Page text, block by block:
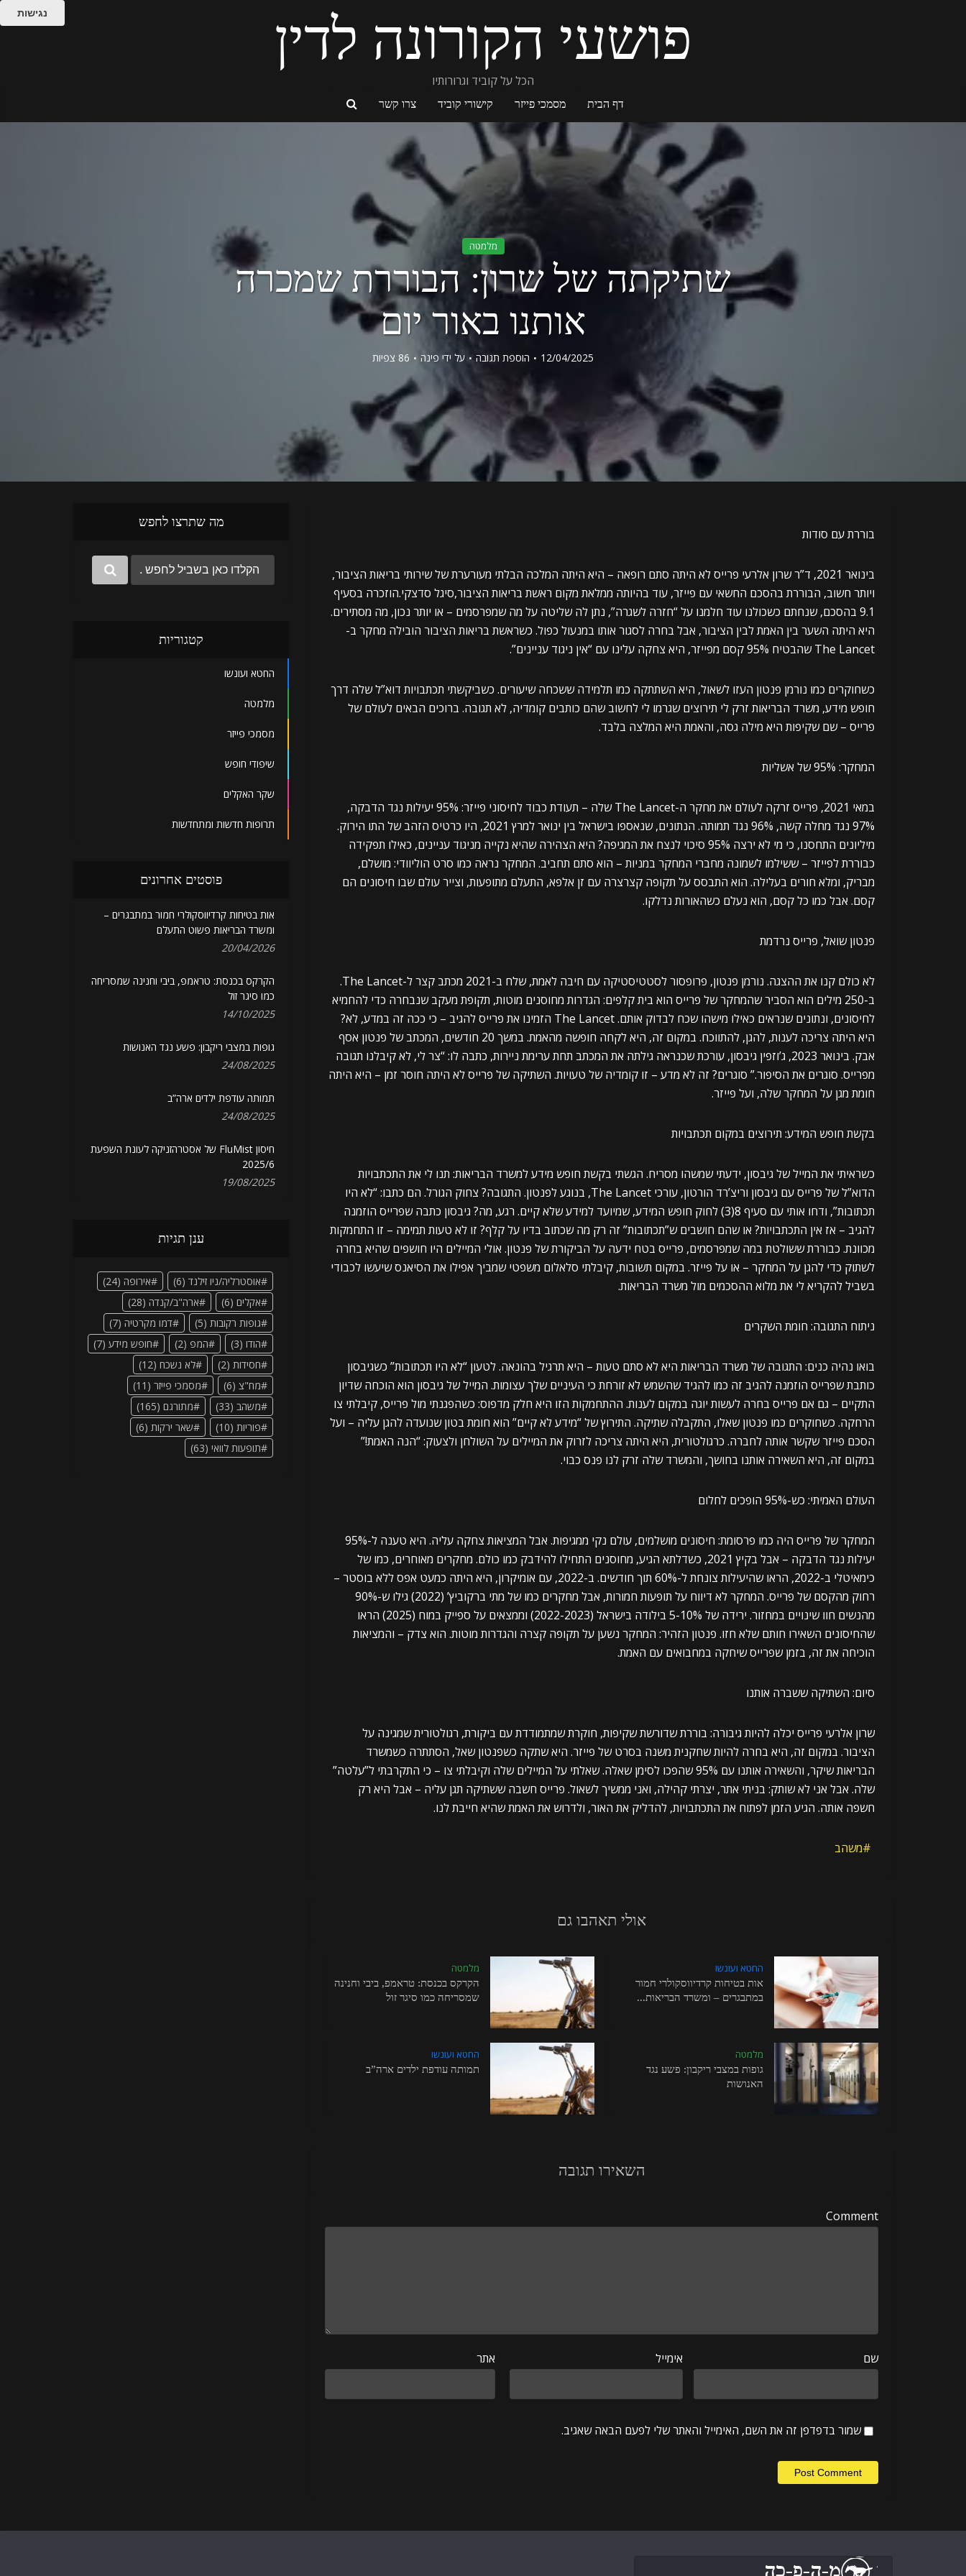
פושעי הקורונה לדין
הכל על קוביד וגרורותיו
דף הבית מסמכי פייזר קישורי קוביד צרו קשר
מלמטה
שתיקתה של שרון: הבוררת שמכרה
אותנו באור יום
12/04/2025 הוספת תגובה על ידי פינה 86 צפיות
מה שתרצו לחפש
קטגוריות
החטא ועונשו
מלמטה
מסמכי פייזר
שיפודי חופש
שקר האקלים
תרופות חדשות ומתחדשות
פוסטים אחרונים
אות בטיחות קרדיווסקולרי חמור במתבגרים –
ומשרד הבריאות פשוט התעלם
20/04/2026
הקרקס בכנסת: טראמפ, ביבי וחנינה שמסריחה
כמו סיגר זול
14/10/2025
גופות במצבי ריקבון: פשע נגד האנושות
24/08/2025
תמותה עודפת ילדים ארה”ב
24/08/2025
חיסון FluMist של אסטרהזניקה לעונת השפעת
2025/6
19/08/2025
ענן תגיות
אוסטרליה/ניו זילנד (6) אירופה (24)
אקלים (6) ארה"ב/קנדה (28)
גופות רקובות (5) דמו מקרטיה (7)
הודו (3) המפ (2) חופש מידע (7)
חסידות (2) לא נשכח (12)
מח"צ (6) מסמכי פייזר (11)
משהב (33) מתורגם (165)
פוריות (10) שאר ירקות (6)
תופעות לוואי (63)
בוררת עם סודות
בינואר 2021, ד”ר שרון אלרעי פרייס לא היתה סתם רופאה – היא היתה המלכה הבלתי מעורערת של שירותי בריאות הציבור,
ויותר חשוב, הבוררת בהסכם החשאי עם פייזר, עוד בהיותה ממלאת מקום ראשת בריאות הציבור,סיגל סדצקי.הוזכרה בסעיף
9.1 בהסכם, שנחתם כשכולנו עוד חלמנו על “חזרה לשגרה”, נתן לה שליטה על מה שמפרסמים – או יותר נכון, מה מסתירים.
היא היתה השער בין האמת לבין הציבור, אבל בחרה לסגור אותו במנעול כפול. כשראשת בריאות הציבור הובילה מחקר ב-
The Lancet שהבטיח 95% קסם מפייזר, היא צחקה עלינו עם “אין ניגוד עניינים”.
כשחוקרים כמו נורמן פנטון העזו לשאול, היא השתתקה כמו תלמידה ששכחה שיעורים. כשביקשתי תכתבויות דוא”ל שלה דרך
חופש מידע, משרד הבריאות זרק לי תירוצים שגרמו לי לחשוב שהם כותבים קומדיה, לא תגובה. ברוכים הבאים לעולם של
פרייס – שם שקיפות היא מילה גסה, והאמת היא המלצה בלבד.
המחקר: 95% של אשליות
במאי 2021, פרייס זרקה לעולם את מחקר ה-The Lancet שלה – תעודת כבוד לחיסוני פייזר: 95% יעילות נגד הדבקה,
97% נגד מחלה קשה, 96% נגד תמותה. הנתונים, שנאספו בישראל בין ינואר למרץ 2021, היו כרטיס הזהב של התו הירוק.
מיליונים התחסנו, כי מי לא ירצה 95% סיכוי לנצח את המגיפה? היא הצהירה שהיא נקייה מניגוד עניינים, כאילו תפקידה
כבוררת לפייזר – ששילמו לשמונה מחברי המחקר במניות – הוא סתם תחביב. המחקר נראה כמו סרט הוליוודי: מושלם,
מבריק, ומלא חורים בעלילה. הוא התבסס על תקופה קצרצרה עם זן אלפא, התעלם מתופעות, וצייר עולם שבו חיסונים הם
קסם. אבל כמו כל קסם, הוא נעלם כשהאורות נדלקו.
פנטון שואל, פרייס נרדמת
לא כולם קנו את ההצגה. נורמן פנטון, פרופסור לסטטיסטיקה עם חיבה לאמת, שלח ב-2021 מכתב קצר ל-The Lancet.
ב-250 מילים הוא הסביר שהמחקר של פרייס הוא בית קלפים: הגדרות מחוסנים מוטות, תקופת מעקב שנבחרה כדי להחמיא
לחיסונים, ונתונים שנראים כאילו מישהו שכח לבדוק אותם. The Lancet הזמינו את פרייס להגיב – כי ככה זה במדע, לא?
היא היתה צריכה לענות, להגן, להתווכח. במקום זה, היא לקחה חופשה מהאמת. במשך 20 חודשים, המכתב של פנטון אסף
אבק. בינואר 2023, ג’וזפין גיבסון, עורכת שכנראה גילתה את המכתב תחת ערימת ניירות, כתבה לו: “צר לי, לא קיבלנו תגובה
מפרייס. סוגרים את הסיפור.” סוגרים? זה לא מדע – זו קומדיה של טעויות. השתיקה של פרייס לא היתה חוסר זמן – היא היתה
חומת מגן על המחקר שלה, ועל פייזר.
בקשת חופש המידע: תירוצים במקום תכתבויות
כשראיתי את המייל של גיבסון, ידעתי שמשהו מסריח. הגשתי בקשת חופש מידע למשרד הבריאות: תנו לי את התכתבויות
הדוא”ל של פרייס עם גיבסון וריצ’רד הורטון, עורכי The Lancet, בנוגע לפנטון. התגובה? צחוק הגורל. הם כתבו: “לא היו
תכתובות”, ודחו אותי עם סעיף 8(3) לחוק חופש המידע, שמיועד למידע שלא קיים. רגע, מה? גיבסון כתבה שפרייס הוזמנה
להגיב – אז אין התכתבויות? או שהם חושבים ש”תכתובות” זה רק מה שכתוב בדיו על קלף? זו לא טעות תמימה – זו התחמקות
מכוונת. כבוררת ששולטת במה שמפרסמים, פרייס בטח ידעה על הביקורת של פנטון. אולי המיילים היו חושפים שהיא בחרה
לשתוק כדי להגן על המחקר – או על פייזר. במקום תשובות, קיבלתי סלאלום משפטי שמביך אפילו את הסיאנס שיעשו לכבודי
בשביל להקריא לי את מלוא ההסכמים מול משרד הבריאות.
ניתוח התגובה: חומת השקרים
בואו נהיה כנים: התגובה של משרד הבריאות היא לא סתם טעות – היא תרגיל בהונאה. לטעון “לא היו תכתובות” כשגיבסון
כותבת שפרייס הוזמנה להגיב זה כמו להגיד שהשמש לא זורחת כי העיניים שלך עצומות. המייל של גיבסון הוא הוכחה שדיון
התקיים – גם אם פרייס בחרה לעשות יוגה במקום לענות. ההתחמקות הזו היא חלק מדפוס: כשהפגנתי מול פרייס, קיבלתי צו
הרחקה. כשחוקרים כמו פנטון שאלו, התקבלה שתיקה. התירוץ של “מידע לא קיים” הוא חומת בטון שנועדה להגן עליה – ועל
הסכם פייזר שקשר אותה לחברה. כרגולטורית, היא היתה צריכה לזרוק את המיילים על השולחן ולצעוק: “הנה האמת!”
במקום זה, היא השאירה אותנו בחושך, והמשרד שלה זרק לנו פנס כבוי.
העולם האמיתי: כש-95% הופכים לחלום
המחקר של פרייס היה כמו פרסומת: חיסונים מושלמים, עולם נקי ממגיפות. אבל המציאות צחקה עליה. היא טענה ל-95%
יעילות נגד הדבקה – אבל בקיץ 2021, כשדלתא הגיע, מחוסנים התחילו להידבק כמו כולם. מחקרים מאוחרים, כמו של
כימאיטלי ב-2022, הראו שהיעילות צונחת ל-60% תוך חודשים. ב-2022, עם אומיקרון, היא היתה כמעט אפס ללא בוסטר –
רחוק מהקסם של פרייס. המחקר לא דיווח על תופעות חמורות, אבל מחקרים כמו של מתי ברקוביץ’ (2022) גילו ש-90%
מהנשים חוו שינויים במחזור. ירידה של 5-10% בילודה בישראל (2022-2023) וממצאים על ספייק במוח (2025) הראו
שהחיסונים השאירו חותם שלא חזו. פנטון הזהיר: המחקר נשען על תקופה קצרה והגדרות מוטות. הוא צדק – והמציאות
הוכיחה את זה, בזמן שפרייס שיחקה במחבואים עם האמת.
סיום: השתיקה ששברה אותנו
שרון אלרעי פרייס יכלה להיות גיבורה: בוררת שדורשת שקיפות, חוקרת שמתמודדת עם ביקורת, רגולטורית שמגינה על
הציבור. במקום זה, היא בחרה להיות שחקנית משנה בסרט של פייזר. היא שתקה כשפנטון שאל, הסתתרה כשמשרד
הבריאות שיקר, והשאירה אותנו עם 95% שהפכו לסימן שאלה. שאלתי על המיילים שלה וקיבלתי צו – כי התקרבתי ל”עלטה”
שלה. אבל אני לא שותק: בניתי אתר, יצרתי קהילה, ואני ממשיך לשאול. פרייס חשבה ששתיקה תגן עליה – אבל היא רק
חשפה אותה. הגיע הזמן לפתוח את התכתבויות, להדליק את האור, ולדרוש את האמת שהיא חייבת לנו.
משהב
אולי תאהבו גם
החטא ועונשו
אות בטיחות קרדיווסקולרי חמור
במתבגרים – ומשרד הבריאות...
מלמטה
הקרקס בכנסת: טראמפ, ביבי וחנינה
שמסריחה כמו סיגר זול
מלמטה
גופות במצבי ריקבון: פשע נגד
האנושות
החטא ועונשו
תמותה עודפת ילדים ארה”ב
השאירו תגובה
Comment
שם אימייל אתר
שמור בדפדפן זה את השם, האימייל והאתר שלי לפעם הבאה שאגיב.
נגישות